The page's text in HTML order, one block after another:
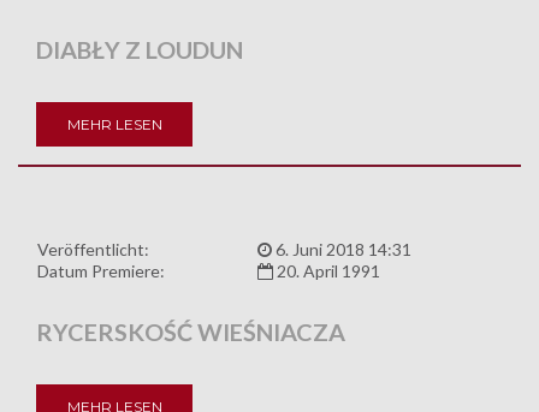
DIABŁY Z LOUDUN
MEHR LESEN
Veröffentlicht:
6. Juni 2018 14:31
Datum Premiere:
20. April 1991
RYCERSKOŚĆ WIEŚNIACZA
MEHR LESEN